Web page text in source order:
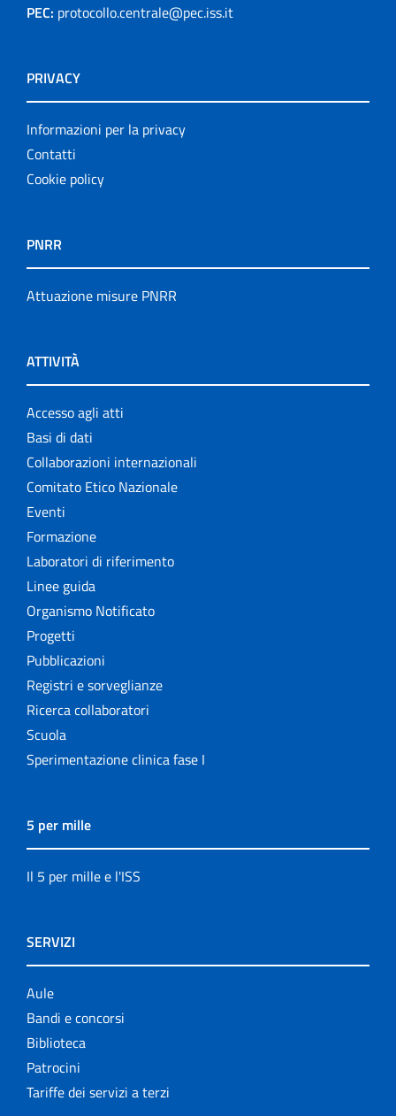
PEC: protocollo.centrale@pec.iss.it
PRIVACY
Informazioni per la privacy
Contatti
Cookie policy
PNRR
Attuazione misure PNRR
ATTIVITÀ
Accesso agli atti
Basi di dati
Collaborazioni internazionali
Comitato Etico Nazionale
Eventi
Formazione
Laboratori di riferimento
Linee guida
Organismo Notificato
Progetti
Pubblicazioni
Registri e sorveglianze
Ricerca collaboratori
Scuola
Sperimentazione clinica fase I
5 per mille
Il 5 per mille e l'ISS
SERVIZI
Aule
Bandi e concorsi
Biblioteca
Patrocini
Tariffe dei servizi a terzi